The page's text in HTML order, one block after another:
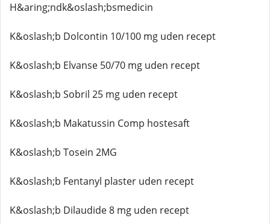
H&aring;ndk&oslash;bsmedicin
K&oslash;b Dolcontin 10/100 mg uden recept
K&oslash;b Elvanse 50/70 mg uden recept
K&oslash;b Sobril 25 mg uden recept
K&oslash;b Makatussin Comp hostesaft
K&oslash;b Tosein 2MG
K&oslash;b Fentanyl plaster uden recept
K&oslash;b Dilaudide 8 mg uden recept